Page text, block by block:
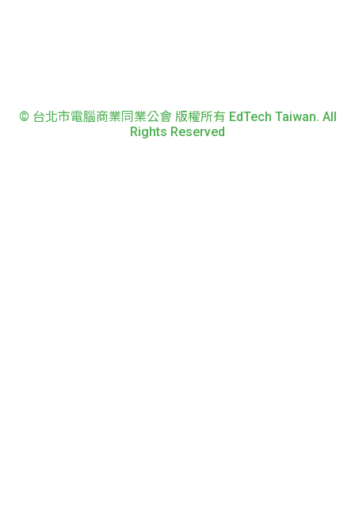
© 台北市電腦商業同業公會 版權所有 EdTech Taiwan. All
Rights Reserved